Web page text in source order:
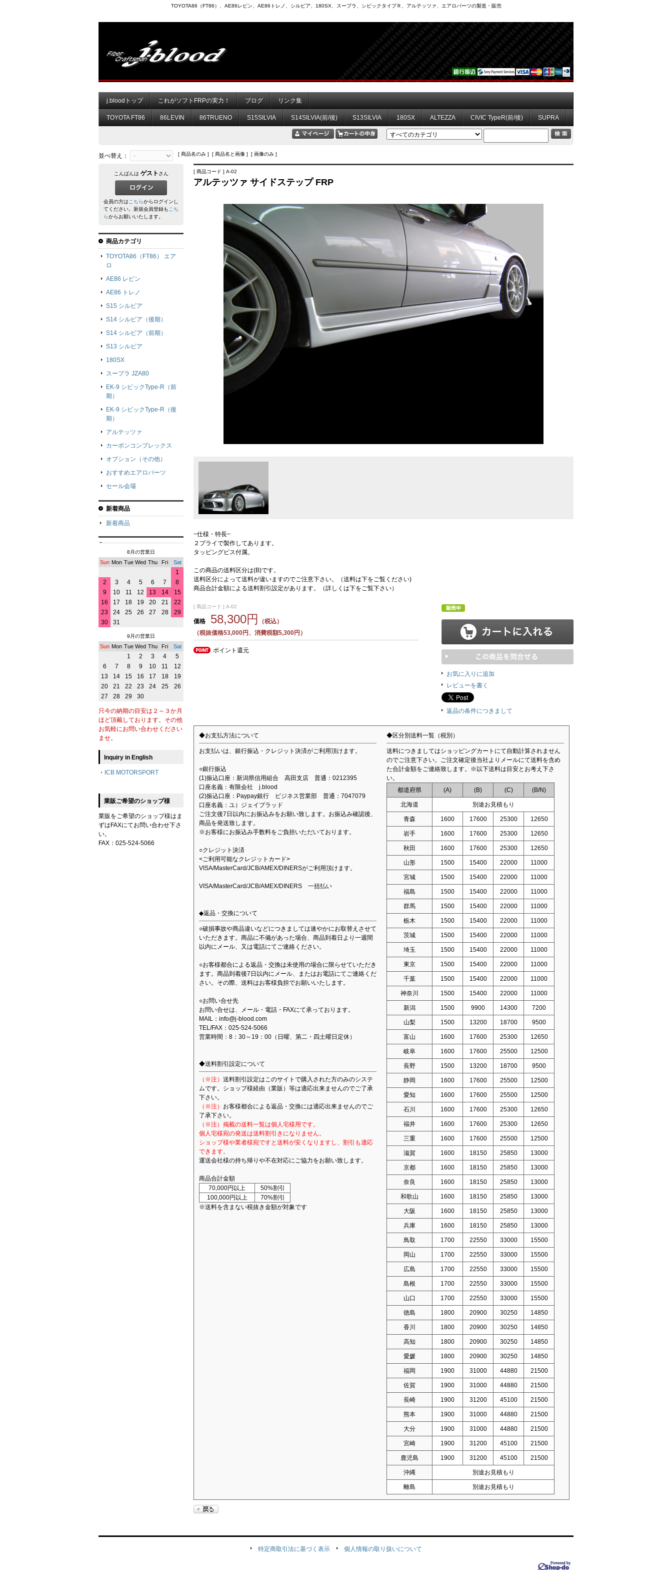
TOYOTA86（FT86）、AE86レビン、AE86トレノ、シルビア、180SX、スープラ、シビックタイプＲ、アルテッツァ、エアロパーツの製造・販売
j.bloodトップ これがソフトFRPの実力！ ブログ リンク集
TOYOTA FT86 86LEVIN 86TRUENO S15SILVIA S14SILVIA(前/後) S13SILVIA 180SX ALTEZZA CIVIC TypeR(前/後) SUPRA
並べ替え： [ 商品名のみ ] [ 商品名と画像 ] [ 画像のみ ]
[ 商品コード ] A-02
アルテッツァ サイドステップ FRP
−仕様・特長−
２プライで製作してあります。
タッピングビス付属。
この商品の送料区分は(B)です。
送料区分によって送料が違いますのでご注意下さい。（送料は下をご覧ください)
商品合計金額による送料割引設定があります。（詳しくは下をご覧下さい）
[ 商品コード ] A-02
価格 58,300円
（税込）
（税抜価格53,000円、消費税額5,300円）
ポイント還元
お気に入りに追加
レビューを書く
返品の条件につきまして
◆お支払方法について
お支払いは、銀行振込・クレジット決済がご利用頂けます。
○銀行振込
(1)振込口座：新潟県信用組合 高田支店 普通：0212395
口座名義：有限会社 j.blood
(2)振込口座：Paypay銀行 ビジネス営業部 普通：7047079
口座名義：ユ）ジェイブラッド
ご注文後7日以内にお振込みをお願い致します。お振込み確認後、
商品を発送致します。
※お客様にお振込み手数料をご負担いただいております。
○クレジット決済
<ご利用可能なクレジットカード>
VISA/MasterCard/JCB/AMEX/DINERSがご利用頂けます。
VISA/MasterCard/JCB/AMEX/DINERS 一括払い
◆返品・交換について
○破損事故や商品違いなどにつきましては速やかにお取替えさせて
いただきます。商品に不備があった場合、商品到着日より一週間
以内にメール、又は電話にてご連絡ください。
○お客様都合による返品・交換は未使用の場合に限らせていただき
ます。商品到着後7日以内にメール、またはお電話にてご連絡くだ
さい。その際、送料はお客様負担でお願いいたします。
○お問い合せ先
お問い合せは、メール・電話・FAXにて承っております。
MAIL：info@j-blood.com
TEL/FAX：025-524-5066
営業時間：8：30～19：00（日曜、第二・四土曜日定休）
◆送料割引設定について
（※注） 送料割引設定はこのサイトで購入された方のみのシステ
ムです。ショップ様経由（業販）等は適応出来ませんのでご了承
下さい。
（※注） お客様都合による返品・交換には適応出来ませんのでご
了承下さい。
（※注）掲載の送料一覧は個人宅様用です。
個人宅様宛の発送は送料割引きになりません。
ショップ様や業者様宛ですと送料が安くなりますし、割引も適応
できます。
運送会社様の持ち帰りや不在対応にご協力をお願い致します。
商品合計金額
70,000円以上
50%割引
100,000円以上
70%割引
※送料を含まない税抜き金額が対象です
◆区分別送料一覧（税別）
送料につきましてはショッピングカートにて自動計算されません
のでご注意下さい。ご注文確定後当社よりメールにて送料を含め
た合計金額をご連絡致します。※以下送料は目安とお考え下さ
い。
都道府県
(A) (B) (C) (B/N)
北海道 別途お見積もり
青森 1600 17600 25300 12650
岩手 1600 17600 25300 12650
秋田 1600 17600 25300 12650
山形 1500 15400 22000 11000
宮城 1500 15400 22000 11000
福島 1500 15400 22000 11000
群馬 1500 15400 22000 11000
栃木 1500 15400 22000 11000
茨城 1500 15400 22000 11000
埼玉 1500 15400 22000 11000
東京 1500 15400 22000 11000
千葉 1500 15400 22000 11000
神奈川 1500 15400 22000 11000
新潟 1500 9900 14300 7200
山梨 1500 13200 18700 9500
富山 1600 17600 25300 12650
岐阜 1600 17600 25500 12500
長野 1500 13200 18700 9500
静岡 1600 17600 25500 12500
愛知 1600 17600 25500 12500
石川 1600 17600 25300 12650
福井 1600 17600 25300 12650
三重 1600 17600 25500 12500
滋賀 1600 18150 25850 13000
京都 1600 18150 25850 13000
奈良 1600 18150 25850 13000
和歌山 1600 18150 25850 13000
大阪 1600 18150 25850 13000
兵庫 1600 18150 25850 13000
鳥取 1700 22550 33000 15500
岡山 1700 22550 33000 15500
広島 1700 22550 33000 15500
島根 1700 22550 33000 15500
山口 1700 22550 33000 15500
徳島 1800 20900 30250 14850
香川 1800 20900 30250 14850
高知 1800 20900 30250 14850
愛媛 1800 20900 30250 14850
福岡 1900 31000 44880 21500
佐賀 1900 31000 44880 21500
長崎 1900 31200 45100 21500
熊本 1900 31000 44880 21500
大分 1900 31000 44880 21500
宮崎 1900 31200 45100 21500
鹿児島 1900 31200 45100 21500
沖縄 別途お見積もり
離島 別途お見積もり
こんばんは ゲスト さん
会員の方はこちらからログインし
てください。新規会員登録もこち
らからお願いいたします。
商品カテゴリ
TOYOTA86（FT86） エア
ロ
AE86 レビン
AE86 トレノ
S15 シルビア
S14 シルビア（後期）
S14 シルビア（前期）
S13 シルビア
180SX
スープラ JZA80
EK-9 シビックType-R（前
期）
EK-9 シビックType-R（後
期）
アルテッツァ
カーボンコンプレックス
オプション（その他）
おすすめエアロパーツ
セール会場
新着商品
新着商品
8月の営業日
Sun Mon Tue Wed Thu Fri Sat
1
2
3 4 5 6 7
8
9
10 11 12 13 14
15
16
17 18 19 20 21
22
23
24 25 26 27 28
29
30
31
9月の営業日
Sun Mon Tue Wed Thu Fri Sat
1 2 3 4
5
6
7 8 9 10 11
12
13
14 15 16 17 18
19
20
21 22 23 24 25
26
27
28 29 30
只今の納期の目安は２～３か月
ほど頂戴しております。その他
お気軽にお問い合わせください
ませ。
Inquiry in English
・ ICB MOTORSPORT
業販ご希望のショップ様
業販をご希望のショップ様はま
ずはFAXにてお問い合わせ下さ
い。
FAX：025-524-5066
特定商取引法に基づく表示 個人情報の取り扱いについて